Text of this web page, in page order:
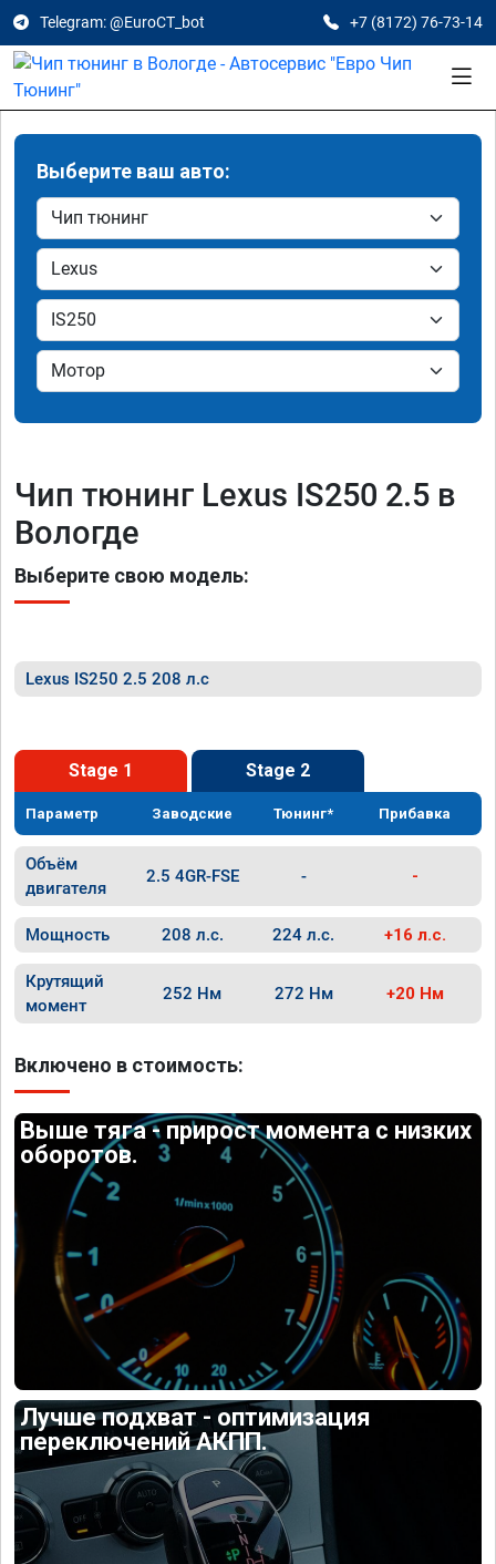
Telegram: @EuroCT_bot +7 (8172) 76-73-14
Выберите ваш авто:
Чип тюнинг Lexus IS250 2.5 в
Вологде
Выберите свою модель:
Lexus IS250 2.5 208 л.с
Stage 1 Stage 2
Параметр Заводские Тюнинг* Прибавка
Объём
двигателя
2.5 4GR-FSE - -
Мощность 208 л.с. 224 л.с. +16 л.с.
Крутящий
момент
252 Нм 272 Нм +20 Нм
Включено в стоимость:
Выше тяга - прирост момента с низких
оборотов.
Лучше подхват - оптимизация
переключений АКПП.